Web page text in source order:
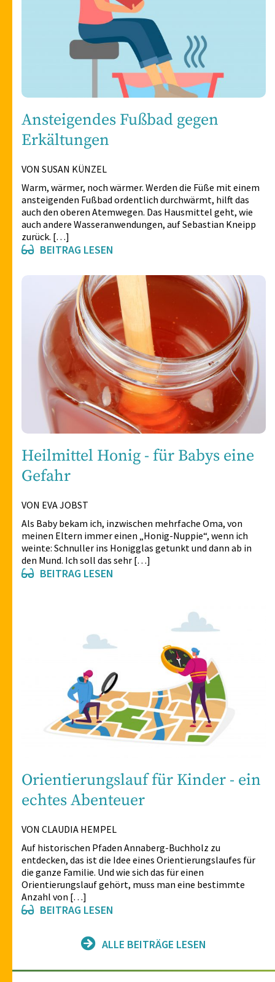
Ansteigendes Fußbad gegen
Erkältungen
VON SUSAN KÜNZEL
Warm, wärmer, noch wärmer. Werden die Füße mit einem
ansteigenden Fußbad ordentlich durchwärmt, hilft das
auch den oberen Atemwegen. Das Hausmittel geht, wie
auch andere Wasseranwendungen, auf Sebastian Kneipp
zurück. […]
BEITRAG LESEN
Heilmittel Honig - für Babys eine
Gefahr
VON EVA JOBST
Als Baby bekam ich, inzwischen mehrfache Oma, von
meinen Eltern immer einen „Honig-Nuppie“, wenn ich
weinte: Schnuller ins Honigglas getunkt und dann ab in
den Mund. Ich soll das sehr […]
BEITRAG LESEN
Orientierungslauf für Kinder - ein
echtes Abenteuer
VON CLAUDIA HEMPEL
Auf historischen Pfaden Annaberg-Buchholz zu
entdecken, das ist die Idee eines Orientierungslaufes für
die ganze Familie. Und wie sich das für einen
Orientierungslauf gehört, muss man eine bestimmte
Anzahl von […]
BEITRAG LESEN
ALLE BEITRÄGE LESEN